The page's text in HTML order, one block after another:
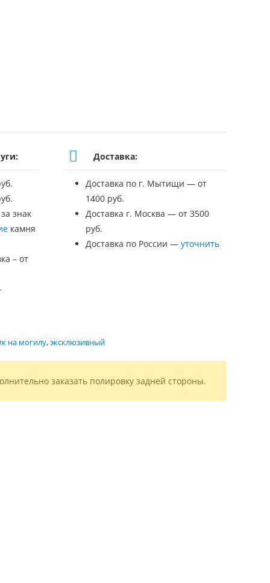
знак
камня
– от
Доставка:
Доставка по г. Мытищи — от
1400 руб.
Доставка г. Москва — от 3500
руб.
Доставка по России —уточнить
на могилу,эксклюзивный
заказать полировку задней стороны.